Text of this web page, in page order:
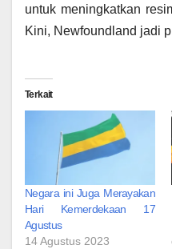
untuk meningkatkan
Kini, Newfoundland jadi
Terkait
Negara ini Juga Merayakan
Hari Kemerdekaan 17
Agustus
14 Agustus 2023